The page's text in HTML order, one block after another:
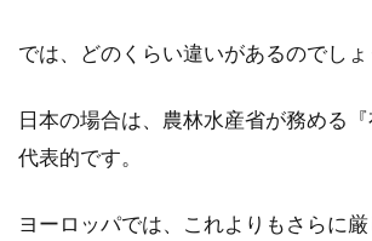
オーガニック食材
皆さんは、オーガニック
では、どのくらい違いがあるのでしょ
日本の場合は、農林水産省が務める
代表的です。
ヨーロッパでは、これよりもさらに